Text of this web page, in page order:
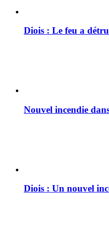
Diois : Le feu a
Nouvel incendie
Diois : Un nouvel